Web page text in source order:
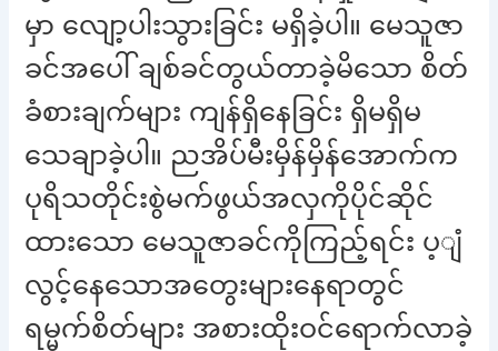
မှာ လျော့ပါးသွားခြင်း မရှိခဲ့ပါ။ မေသူဇာ
ခင်အပေါ် ချစ်ခင်တွယ်တာခဲ့မိသော စိတ်
ခံစားချက်များ ကျန်ရှိနေခြင်း ရှိမရှိမ
သေချာခဲ့ပါ။ ညအိပ်မီးမှိန်မှိန်အောက်က
ပုရိသတိုင်းစွဲမက်ဖွယ်အလှကိုပိုင်ဆိုင်
ထားသော မေသူဇာခင်ကိုကြည့်ရင်း ပ့ျံ
လွင့်နေသောအတွေးများနေရာတွင်
ရမ္မက်စိတ်များ အစားထိုးဝင်ရောက်လာခဲ့